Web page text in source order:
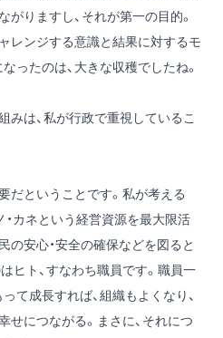
がりますし、それが第一の目的。
レンジする意識と結果に対するモ
ったのは、大きな収穫でしたね。
みは、私が行政で重視しているこ
だということです。私が考える
・カネという経営資源を最大限活
の安心・安全の確保などを図ると
ヒト、すなわち職員です。職員一
て成長すれば、組織もよくなり、
せにつながる。まさに、それにつ